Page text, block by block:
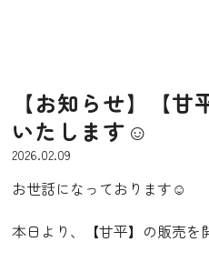
【お知らせ】【
いたします☺︎
2026.02.09
お世話になっております☺︎
本日より、【甘平】の販売を